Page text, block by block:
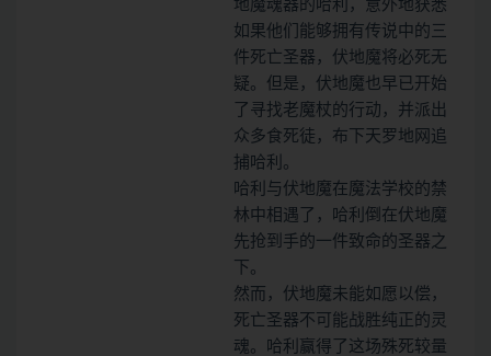
地魔魂器的哈利，意外地获悉
如果他们能够拥有传说中的三
件死亡圣器，伏地魔将必死无
疑。但是，伏地魔也早已开始
了寻找老魔杖的行动，并派出
众多食死徒，布下天罗地网追
捕哈利。
哈利与伏地魔在魔法学校的禁
林中相遇了，哈利倒在伏地魔
先抢到手的一件致命的圣器之
下。
然而，伏地魔未能如愿以偿，
死亡圣器不可能战胜纯正的灵
魂。哈利赢得了这场殊死较量